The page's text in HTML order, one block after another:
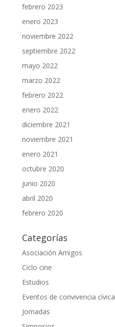
febrero 2023
enero 2023
noviembre 2022
septiembre 2022
mayo 2022
marzo 2022
febrero 2022
enero 2022
diciembre 2021
noviembre 2021
enero 2021
octubre 2020
junio 2020
abril 2020
febrero 2020
Categorías
Asociación Amigos
Ciclo cine
Estudios
Eventos de convivencia cívica
Jornadas